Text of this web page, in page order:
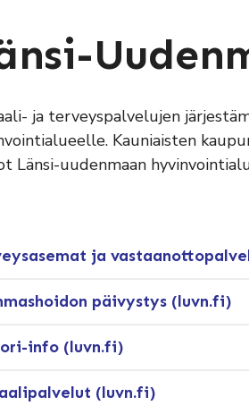
ja terveyspalvelujen
Kauniaisten
Länsi-uudenmaan
ja
päivystys (luvn.fi)
info (luvn.fi)
(luvn.fi)